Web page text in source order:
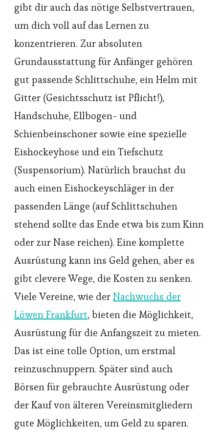
gibt dir auch das nötige Selbstvertrauen,
um dich voll auf das Lernen zu
konzentrieren. Zur absoluten
Grundausstattung für Anfänger gehören
gut passende Schlittschuhe, ein Helm mit
Gitter (Gesichtsschutz ist Pflicht!),
Handschuhe, Ellbogen- und
Schienbeinschoner sowie eine spezielle
Eishockeyhose und ein Tiefschutz
(Suspensorium). Natürlich brauchst du
auch einen Eishockeyschläger in der
passenden Länge (auf Schlittschuhen
stehend sollte das Ende etwa bis zum Kinn
oder zur Nase reichen). Eine komplette
Ausrüstung kann ins Geld gehen, aber es
gibt clevere Wege, die Kosten zu senken.
Viele Vereine, wie derNachwuchs der
Löwen Frankfurt, bieten die Möglichkeit,
Ausrüstung für die Anfangszeit zu mieten.
Das ist eine tolle Option, um erstmal
reinzuschnuppern. Später sind auch
Börsen für gebrauchte Ausrüstung oder
der Kauf von älteren Vereinsmitgliedern
gute Möglichkeiten, um Geld zu sparen.